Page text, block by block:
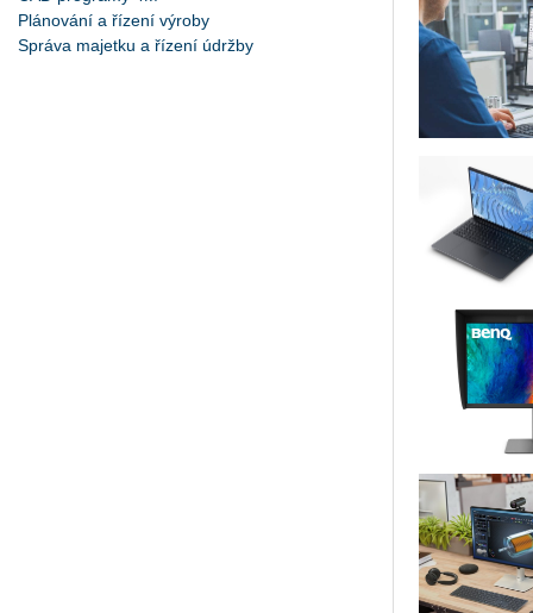
Plánování a řízení výroby
Správa majetku a řízení údržby